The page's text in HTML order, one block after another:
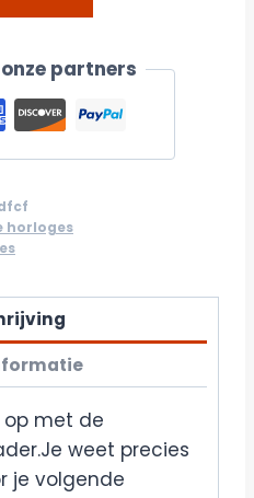
partners
horloges
op met de
weet precies
je volgende